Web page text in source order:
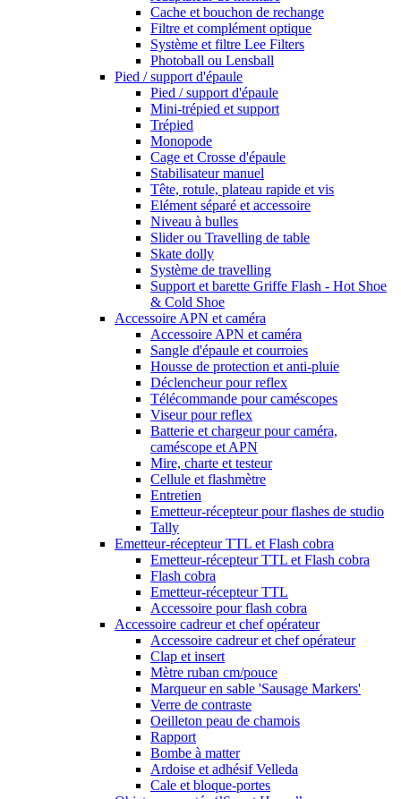
Cache et bouchon de rechange
Filtre et complément optique
Système et filtre Lee Filters
Photoball ou Lensball
Pied / support d'épaule
Pied / support d'épaule
Mini-trépied et support
Trépied
Monopode
Cage et Crosse d'épaule
Stabilisateur manuel
Tête, rotule, plateau rapide et vis
Elément séparé et accessoire
Niveau à bulles
Slider ou Travelling de table
Skate dolly
Système de travelling
Support et barette Griffe Flash - Hot Shoe
& Cold Shoe
Accessoire APN et caméra
Accessoire APN et caméra
Sangle d'épaule et courroies
Housse de protection et anti-pluie
Déclencheur pour reflex
Télécommande pour caméscopes
Viseur pour reflex
Batterie et chargeur pour caméra,
caméscope et APN
Mire, charte et testeur
Cellule et flashmètre
Entretien
Emetteur-récepteur pour flashes de studio
Tally
Emetteur-récepteur TTL et Flash cobra
Emetteur-récepteur TTL et Flash cobra
Flash cobra
Emetteur-récepteur TTL
Accessoire pour flash cobra
Accessoire cadreur et chef opérateur
Accessoire cadreur et chef opérateur
Clap et insert
Mètre ruban cm/pouce
Marqueur en sable 'Sausage Markers'
Verre de contraste
Oeilleton peau de chamois
Rapport
Bombe à matter
Ardoise et adhésif Velleda
Cale et bloque-portes